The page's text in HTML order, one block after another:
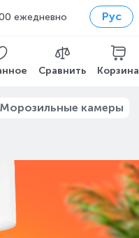
ежедневно Рус
Сравнить Корзина
Морозильные камеры